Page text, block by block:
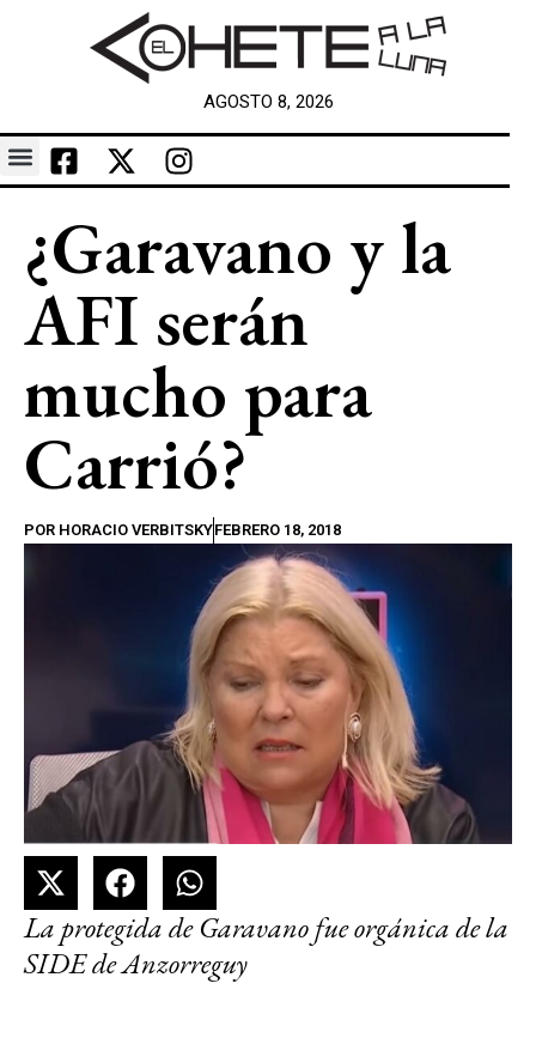
AGOSTO 8, 2026
¿Garavano y la
AFI serán
mucho para
Carrió?
POR HORACIO VERBITSKYFEBRERO 18, 2018
La protegida de Garavano fue orgánica de la
SIDE de Anzorreguy